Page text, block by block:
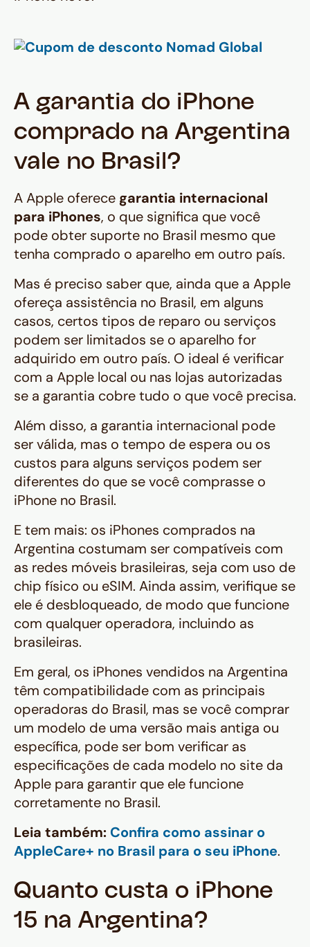
A garantia do iPhone
comprado na Argentina
vale no Brasil?
A Apple oferece garantia internacional
para iPhones, o que significa que você
pode obter suporte no Brasil mesmo que
tenha comprado o aparelho em outro país.
Mas é preciso saber que, ainda que a Apple
ofereça assistência no Brasil, em alguns
casos, certos tipos de reparo ou serviços
podem ser limitados se o aparelho for
adquirido em outro país. O ideal é verificar
com a Apple local ou nas lojas autorizadas
se a garantia cobre tudo o que você precisa.
Além disso, a garantia internacional pode
ser válida, mas o tempo de espera ou os
custos para alguns serviços podem ser
diferentes do que se você comprasse o
iPhone no Brasil.
E tem mais: os iPhones comprados na
Argentina costumam ser compatíveis com
as redes móveis brasileiras, seja com uso de
chip físico ou eSIM. Ainda assim, verifique se
ele é desbloqueado, de modo que funcione
com qualquer operadora, incluindo as
brasileiras.
Em geral, os iPhones vendidos na Argentina
têm compatibilidade com as principais
operadoras do Brasil, mas se você comprar
um modelo de uma versão mais antiga ou
específica, pode ser bom verificar as
especificações de cada modelo no site da
Apple para garantir que ele funcione
corretamente no Brasil.
Leia também: Confira como assinar o
AppleCare+ no Brasil para o seu iPhone.
Quanto custa o iPhone
15 na Argentina?